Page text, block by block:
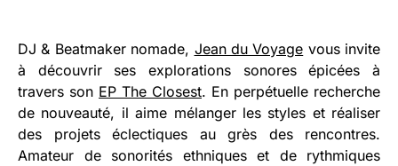
DJ & Beatmaker nomade, Jean du Voyage vous invite
à découvrir ses explorations sonores épicées à
travers son EP The Closest. En perpétuelle recherche
de nouveauté, il aime mélanger les styles et réaliser
des projets éclectiques au grès des rencontres.
Amateur de sonorités ethniques et de rythmiques